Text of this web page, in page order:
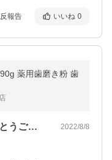
報告 いいね 0
薬用歯磨き粉 歯
いつも迅速に届けて頂きありがとうござい… 2022/8/8